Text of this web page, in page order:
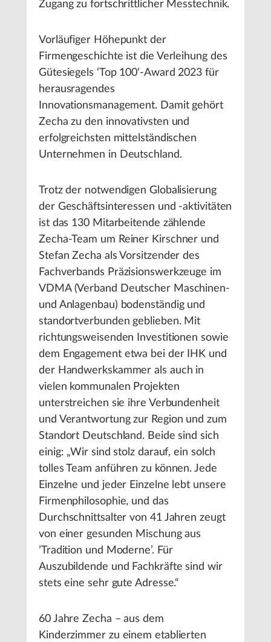
Zugang zu fortschrittlicher Messtechnik.
Vorläufiger Höhepunkt der
Firmengeschichte ist die Verleihung des
Gütesiegels ‘Top 100‘-Award 2023 für
herausragendes
Innovationsmanagement. Damit gehört
Zecha zu den innovativsten und
erfolgreichsten mittelständischen
Unternehmen in Deutschland.
Trotz der notwendigen Globalisierung
der Geschäftsinteressen und -aktivitäten
ist das 130 Mitarbeitende zählende
Zecha-Team um Reiner Kirschner und
Stefan Zecha als Vorsitzender des
Fachverbands Präzisionswerkzeuge im
VDMA (Verband Deutscher Maschinen-
und Anlagenbau) bodenständig und
standortverbunden geblieben. Mit
richtungsweisenden Investitionen sowie
dem Engagement etwa bei der IHK und
der Handwerkskammer als auch in
vielen kommunalen Projekten
unterstreichen sie ihre Verbundenheit
und Verantwortung zur Region und zum
Standort Deutschland. Beide sind sich
einig: „Wir sind stolz darauf, ein solch
tolles Team anführen zu können. Jede
Einzelne und jeder Einzelne lebt unsere
Firmenphilosophie, und das
Durchschnittsalter von 41 Jahren zeugt
von einer gesunden Mischung aus
’Tradition und Moderne’. Für
Auszubildende und Fachkräfte sind wir
stets eine sehr gute Adresse.“
60 Jahre Zecha – aus dem
Kinderzimmer zu einem etablierten